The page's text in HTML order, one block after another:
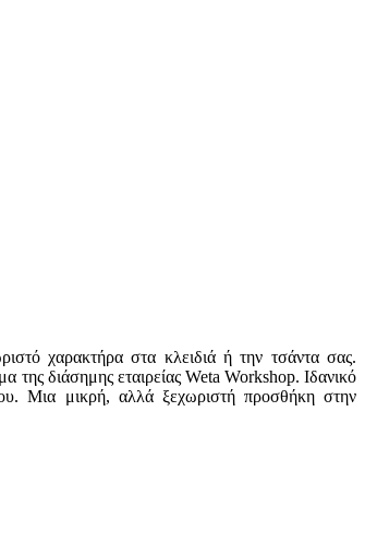
χαρακτήρα στα κλειδιά ή την τσάντα σας.
διάσημης εταιρείας Weta Workshop. Ιδανικό
Μια μικρή, αλλά ξεχωριστή προσθήκη στην